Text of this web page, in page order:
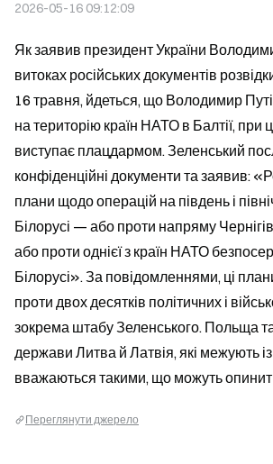
2026-05-16 09:12:09
Як заявив президент України
витоках російських документів
16 травня, йдеться, що Володимир
на територію країн НАТО в Балтії, при
виступає плацдармом. Зеленський
конфіденційні документи та заявив:
плани щодо операцій на південь і
Білорусі — або проти напряму
або проти однієї з країн НАТО
Білорусі». За повідомленнями, ці
проти двох десятків політичних і
зокрема штабу Зеленського. Польща та
держави Литва й Латвія, які межують
вважаються такими, що можуть
Переглянути джерело